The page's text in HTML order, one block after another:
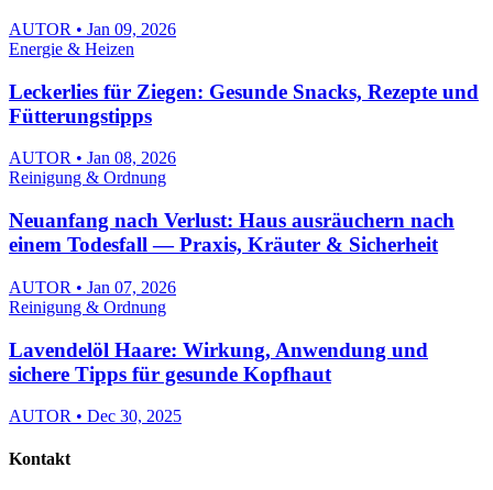
AUTOR • Jan 09, 2026
Energie & Heizen
Leckerlies für Ziegen: Gesunde Snacks, Rezepte und
Fütterungstipps
AUTOR • Jan 08, 2026
Reinigung & Ordnung
Neuanfang nach Verlust: Haus ausräuchern nach
einem Todesfall — Praxis, Kräuter & Sicherheit
AUTOR • Jan 07, 2026
Reinigung & Ordnung
Lavendelöl Haare: Wirkung, Anwendung und
sichere Tipps für gesunde Kopfhaut
AUTOR • Dec 30, 2025
Kontakt